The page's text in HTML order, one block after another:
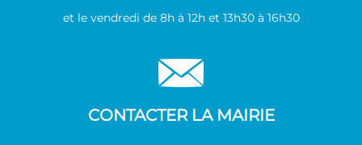
et le vendredi de 8h à 12h et 13h30 à 16h30
CONTACTER LA MAIRIE